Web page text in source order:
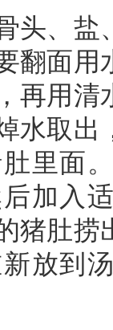
、盐
翻面
再用
水取
里面
加入
猪肚
放到